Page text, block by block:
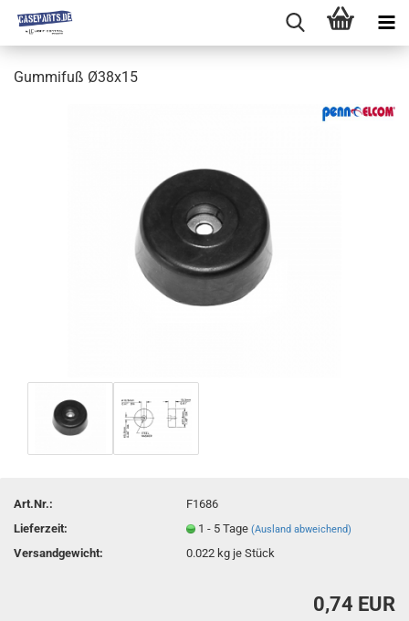
Gummifuß Ø38x15
Art.Nr.:
F1686
Lieferzeit:
1 - 5 Tage(Ausland abweichend)
Versandgewicht: 0.022 kg je Stück
0,74 EUR